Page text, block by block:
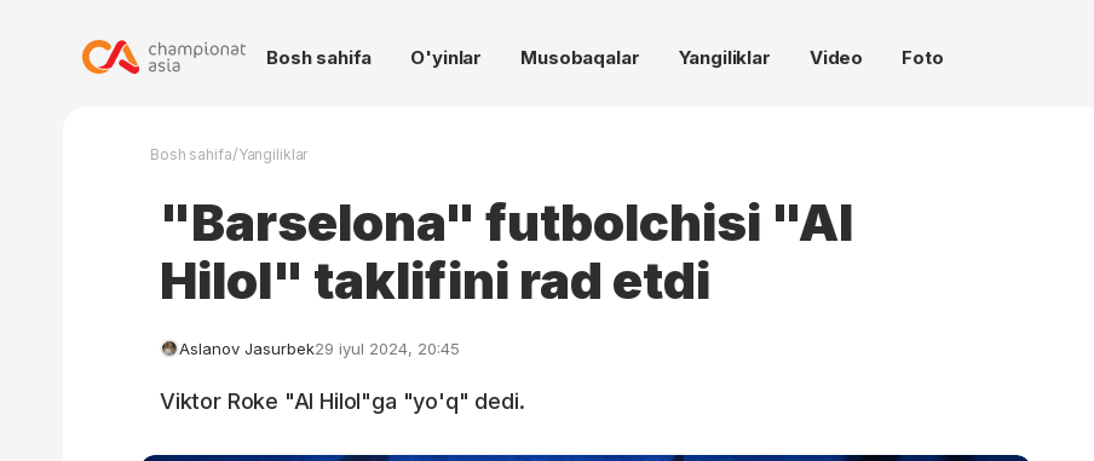
Bosh sahifa O'yinlar Musobaqalar Yangiliklar Video Foto
Bosh sahifa/Yangiliklar
"Barselona" futbolchisi "Al
Hilol" taklifini rad etdi
Aslanov Jasurbek29 iyul 2024, 20:45
Viktor Roke "Al Hilol"ga "yo'q" dedi.